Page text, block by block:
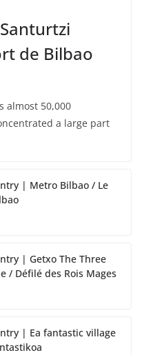
de Bilbao
almost 50,000
a large part
| Metro Bilbao / Le
| Getxo The Three
/ Défilé des Rois Mages
| Ea fantastic village